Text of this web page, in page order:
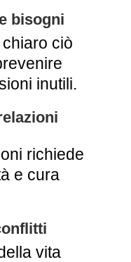
bisogni
ciò
inutili.
richiede
e cura
vita